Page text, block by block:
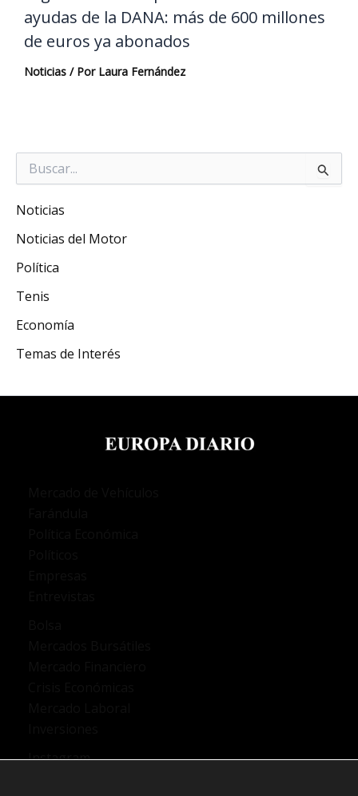
ayudas de la DANA: más de 600 millones
de euros ya abonados
Noticias / Por Laura Fernández
por:
Noticias
Noticias del Motor
Política
Tenis
Economía
Temas de Interés
Instagram